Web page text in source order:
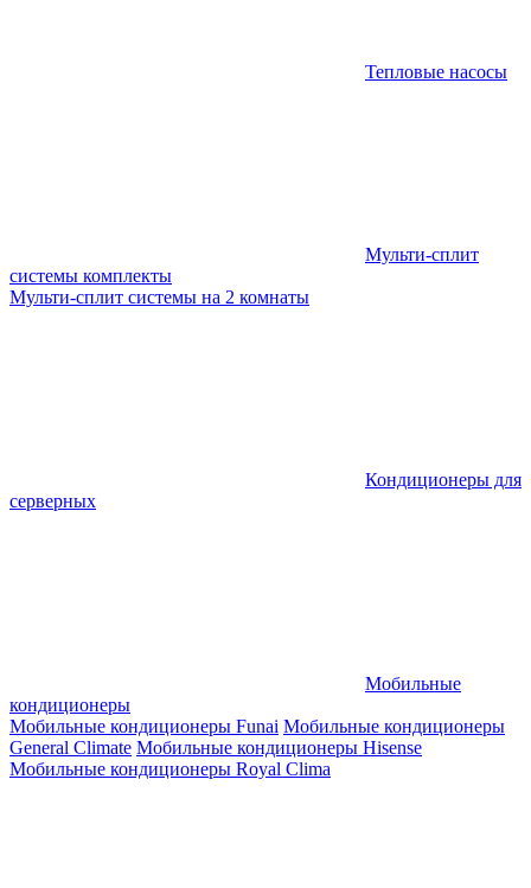
Тепловые насосы
Мульти-сплит
системы комплекты
Мульти-сплит системы на 2 комнаты
Кондиционеры для
серверных
Мобильные
кондиционеры
Мобильные кондиционеры Funai Мобильные кондиционеры
General Climate Мобильные кондиционеры Hisense
Мобильные кондиционеры Royal Clima